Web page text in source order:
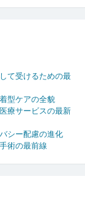
て受けるための最
型ケアの全貌
療サービスの最新
シー配慮の進化
術の最前線